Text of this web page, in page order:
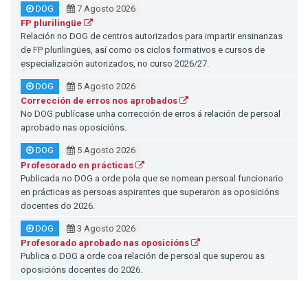
DOG
7 Agosto 2026
FP plurilingüe
Relación no DOG de centros autorizados para impartir ensinanzas
de FP plurilingües, así como os ciclos formativos e cursos de
especialización autorizados, no curso 2026/27.
DOG
5 Agosto 2026
Corrección de erros nos aprobados
No DOG publícase unha corrección de erros á relación de persoal
aprobado nas oposicións.
DOG
5 Agosto 2026
Profesorado en prácticas
Publicada no DOG a orde pola que se nomean persoal funcionario
en prácticas as persoas aspirantes que superaron as oposicións
docentes do 2026.
DOG
3 Agosto 2026
Profesorado aprobado nas oposicións
Publica o DOG a orde coa relación de persoal que superou as
oposicións docentes do 2026.